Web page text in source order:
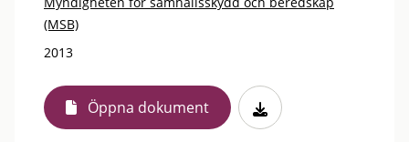
(MSB)
2013
Öppna dokument